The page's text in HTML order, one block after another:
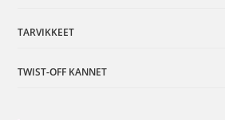
TARVIKKEET
TWIST-OFF KANNET